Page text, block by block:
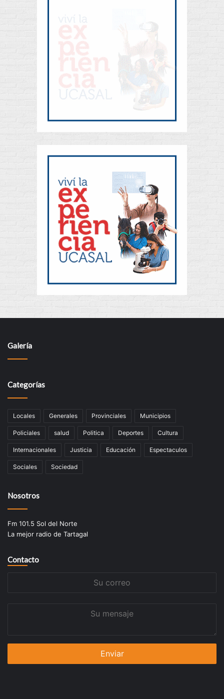
Galería
Categorías
Locales Generales Provinciales Municipios
Policiales salud Politica Deportes Cultura
Internacionales Justicia Educación Espectaculos
Sociales Sociedad
Nosotros
Fm 101.5 Sol del Norte
La mejor radio de Tartagal
Contacto